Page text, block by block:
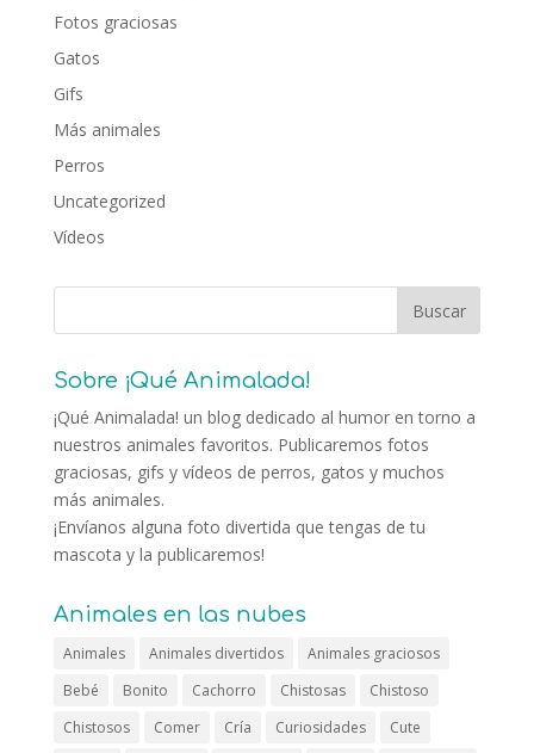
Fotos graciosas
Gatos
Gifs
Más animales
Perros
Uncategorized
Vídeos
Sobre ¡Qué Animalada!
¡Qué Animalada! un blog dedicado al humor en torno a
nuestros animales favoritos. Publicaremos fotos
graciosas, gifs y vídeos de perros, gatos y muchos
más animales.
¡Envíanos alguna foto divertida que tengas de tu
mascota y la publicaremos!
Animales en las nubes
Animales Animales divertidos
Animales graciosos
Bebé
Bonito Cachorro Chistosas
Chistoso
Chistosos
Comer Cría Curiosidades
Cute